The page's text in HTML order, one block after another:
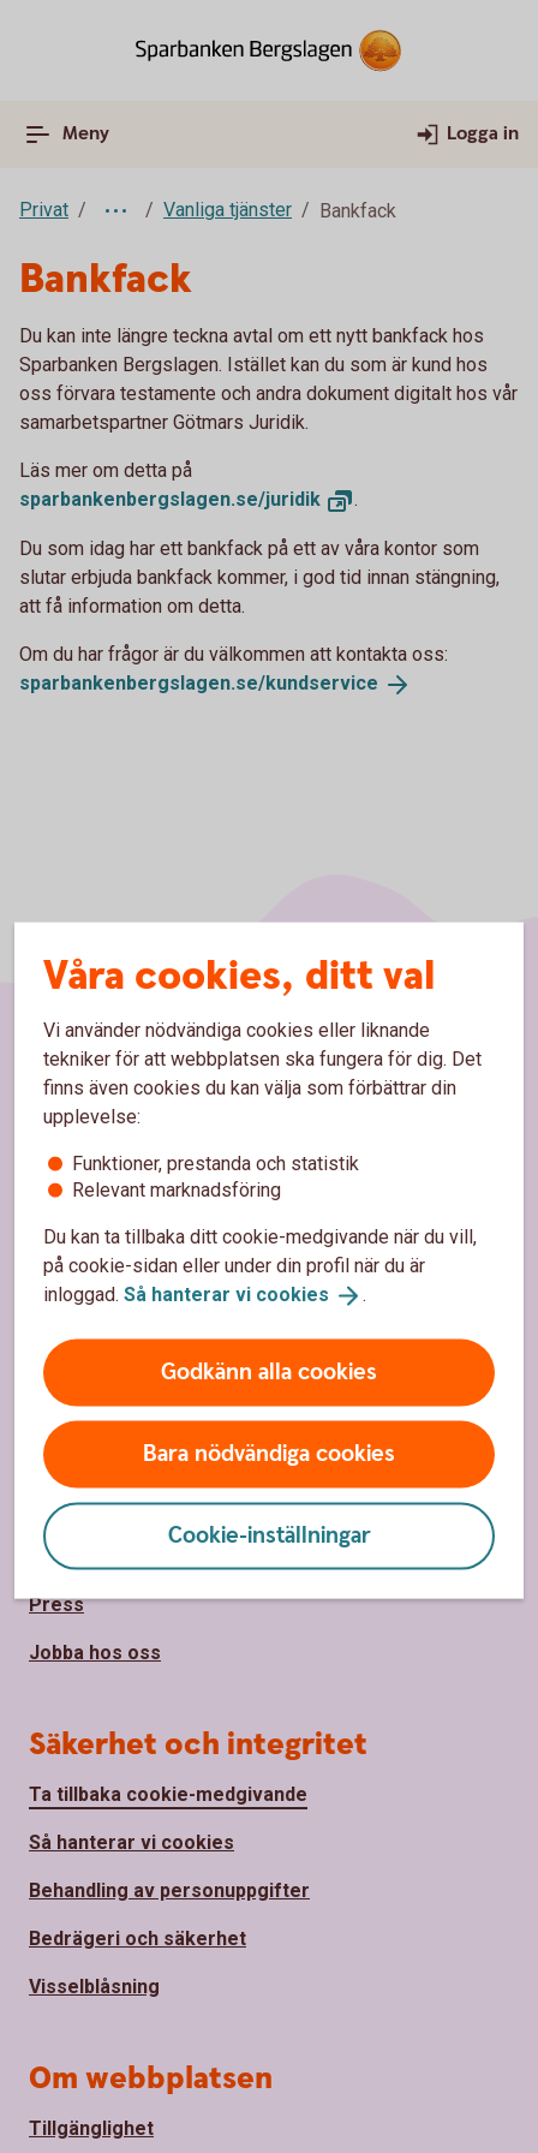
Meny Logga in
Privat Vanliga tjänster Bankfack
Bankfack
Du kan inte längre teckna avtal om ett nytt bankfack hos
Sparbanken Bergslagen. Istället kan du som är kund hos
oss förvara testamente och andra dokument digitalt hos vår
samarbetspartner Götmars Juridik.
Läs mer om detta på
sparbankenbergslagen.se/juridik .
Du som idag har ett bankfack på ett av våra kontor som
slutar erbjuda bankfack kommer, i god tid innan stängning,
att få information om detta.
Om du har frågor är du välkommen att kontakta oss:
sparbankenbergslagen.se/kundservice
Våra cookies, ditt val
Vi använder nödvändiga cookies eller liknande
tekniker för att webbplatsen ska fungera för dig. Det
finns även cookies du kan välja som förbättrar din
upplevelse:
Funktioner, prestanda och statistik
Relevant marknadsföring
Du kan ta tillbaka ditt cookie-medgivande när du vill,
på cookie-sidan eller under din profil när du är
inloggad. Så hanterar vi cookies .
Godkänn alla cookies
Bara nödvändiga cookies
Cookie-inställningar
Sidfot
Hitta snabbt
Kundservice
Spärrhjälp
Bli kund
Om oss
Om Sparbanken Bergslagen
Hållbarhet
Samhällsengagemang
Press
Jobba hos oss
Säkerhet och integritet
Ta tillbaka cookie-medgivande
Så hanterar vi cookies
Behandling av personuppgifter
Bedrägeri och säkerhet
Visselblåsning
Om webbplatsen
Tillgänglighet